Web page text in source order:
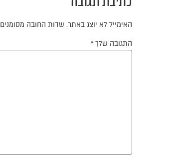
האימייל לא יוצג באתר. שדות החובה מסומנים
התגובה שלך *